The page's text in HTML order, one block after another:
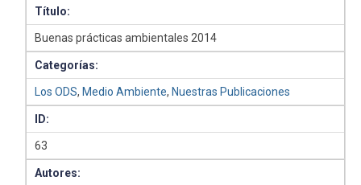
Título:
Buenas prácticas ambientales 2014
Categorías:
Los ODS, Medio Ambiente, Nuestras Publicaciones
ID:
63
Autores: